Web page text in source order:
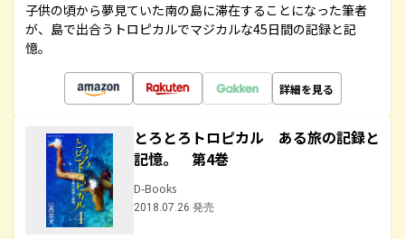
子供の頃から夢見ていた南の島に滞在することになった筆者
が、島で出合うトロピカルでマジカルな45日間の記録と記
憶。
詳細を見る
とろとろトロピカル ある旅の記録と
記憶。 第4巻
D-Books
2018.07.26 発売